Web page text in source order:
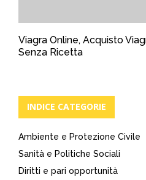
Viagra Online, Acquisto
Senza Ricetta
INDICE CATEGORIE
Ambiente e Protezione Civile
Sanità e Politiche Sociali
Diritti e pari opportunità